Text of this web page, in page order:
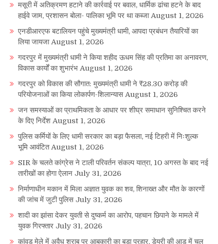
मसूरी में अतिक्रमण हटाने की कार्रवाई पर बवाल, धार्मिक ढांचा हटने के बाद
हाईवे जाम, प्रशासन बोला- पालिका भूमि पर था कब्जा August 1, 2026
एनडीआरएफ बटालियन पहुंचे मुख्यमंत्री धामी, आपदा प्रबंधन तैयारियों का
लिया जायजा August 1, 2026
गदरपुर में मुख्यमंत्री धामी ने किया शहीद ऊधम सिंह की प्रतिमा का अनावरण,
विकास कार्यों का शुभारंभ August 1, 2026
गदरपुर को विकास की सौगात: मुख्यमंत्री धामी ने ₹28.30 करोड़ की
परियोजनाओं का किया लोकार्पण-शिलान्यास August 1, 2026
जन समस्याओं का प्राथमिकता के आधार पर शीघ्र समाधान सुनिश्चित करने
के दिए निर्देश August 1, 2026
पुलिस कर्मियों के लिए धामी सरकार का बड़ा फैसला, नई टिहरी में निःशुल्क
भूमि आवंटित August 1, 2026
SIR के चलते कांग्रेस ने टाली परिवर्तन संकल्प यात्रा, 10 अगस्त के बाद नई
तारीखों का होगा ऐलान July 31, 2026
निर्माणाधीन मकान में मिला अज्ञात युवक का शव, शिनाख्त और मौत के कारणों
की जांच में जुटी पुलिस July 31, 2026
शादी का झांसा देकर युवती से दुष्कर्म का आरोप, पहचान छिपाने के मामले में
युवक गिरफ्तार July 31, 2026
कांवड़ मेले में अवैध शराब पर आबकारी का बड़ा प्रहार, डेयरी की आड़ में चल